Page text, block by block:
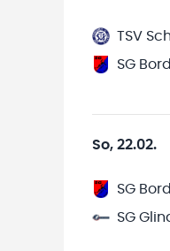
TSV
SG
So, 22.02.
SG
SG